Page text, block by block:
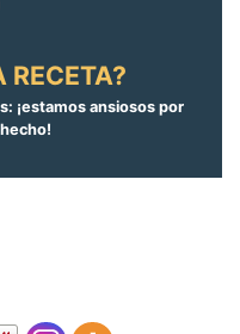
RECETA?
¡estamos ansiosos por